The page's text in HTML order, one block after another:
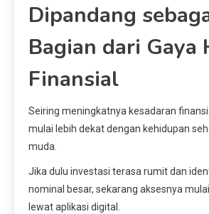
Dipandang
Bagian dari Gaya
Finansial
Seiring meningkatnya kesadaran
mulai lebih dekat dengan kehidupan
muda.
Jika dulu investasi terasa rumit dan
nominal besar, sekarang aksesnya
lewat aplikasi digital.